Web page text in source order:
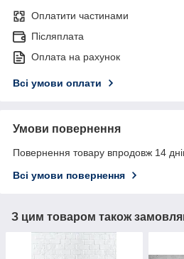
Оплатити частинами
Післяплата
Оплата на рахунок
Всі умови оплати
Умови повернення
Повернення товару впродовж 14
Всі умови повернення
З цим товаром також